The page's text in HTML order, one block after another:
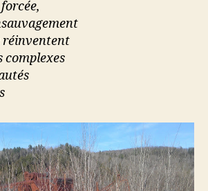
réinventent
complexes